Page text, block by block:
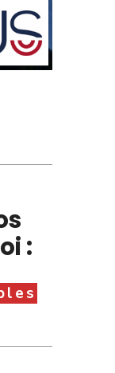
: